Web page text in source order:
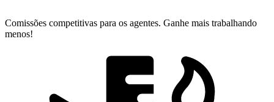
Comissões competitivas para os agentes. Ganhe mais trabalhando
menos!